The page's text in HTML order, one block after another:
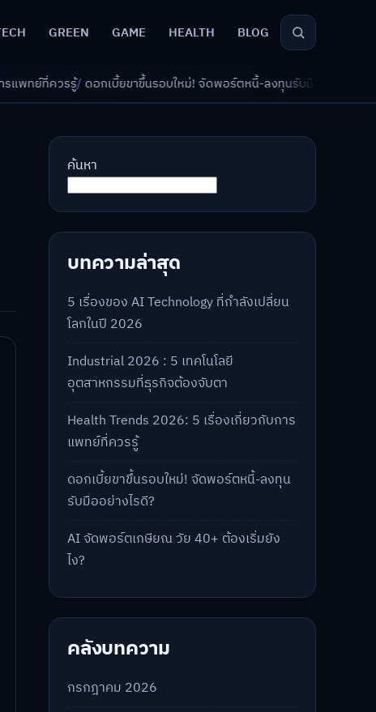
GREEN GAME HEALTH BLOG
าขึ้นรอบใหม่! จัดพอร์ตหนี้-ลงทุนรับมืออย่างไรดี?/AI จัดพอร์ตเกษียณ วัย
ค้นหา
บทความล่าสุด
5 เรื่องของ AI Technology ที่กำลังเปลี่ยน
โลกในปี 2026
Industrial 2026 : 5 เทคโนโลยี
อุตสาหกรรมที่ธุรกิจต้องจับตา
Health Trends 2026: 5 เรื่องเกี่ยวกับการ
แพทย์ที่ควรรู้
ดอกเบี้ยขาขึ้นรอบใหม่! จัดพอร์ตหนี้-ลงทุน
รับมืออย่างไรดี?
AI จัดพอร์ตเกษียณ วัย 40+ ต้องเริ่มยัง
ไง?
คลังบทความ
กรกฎาคม 2026